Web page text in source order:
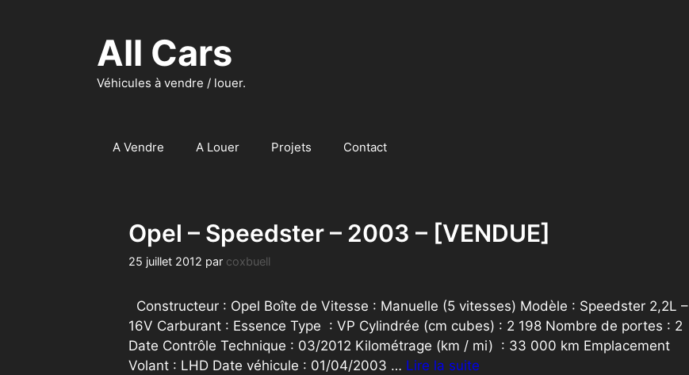
All Cars
Véhicules à vendre / louer.
A Vendre A Louer Projets Contact
Opel – Speedster – 2003 – [VENDUE]
25 juillet 2012 par coxbuell
Constructeur : Opel Boîte de Vitesse : Manuelle (5 vitesses) Modèle : Speedster 2,2L –
16V Carburant : Essence Type : VP Cylindrée (cm cubes) : 2 198 Nombre de portes : 2
Date Contrôle Technique : 03/2012 Kilométrage (km / mi) : 33 000 km Emplacement
Volant : LHD Date véhicule : 01/04/2003 … Lire la suite